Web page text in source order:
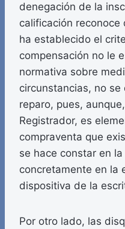
denegación de la
calificación reconoce
ha establecido el
compensación no le
normativa sobre
circunstancias, no
reparo, pues,
Registrador, es
compraventa que
se hace constar en
concretamente en la
dispositiva de la
Por otro lado, las